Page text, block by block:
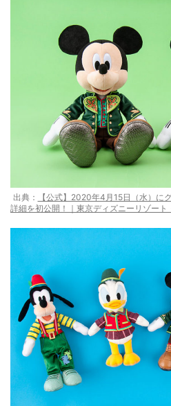
出典：
【公式】2020年4月15日（水）に
詳細を初公開！｜東京ディズニーリゾー